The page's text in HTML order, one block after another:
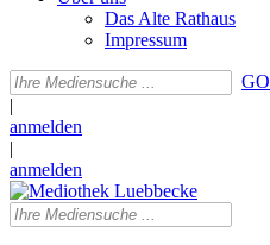
Das Alte Rathaus
Impressum
GO
|
anmelden
|
anmelden